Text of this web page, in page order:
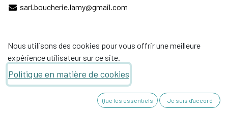
sarl.boucherie.lamy@gmail.com
Nous utilisons des cookies pour vous offrir une meilleure
expérience utilisateur sur ce site.
Politique en matière de cookies
Que les essentiels Je suis d'accord